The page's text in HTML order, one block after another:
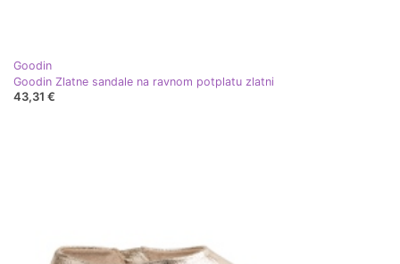
Goodin
Goodin Zlatne sandale na ravnom potplatu zlatni
43,31 €